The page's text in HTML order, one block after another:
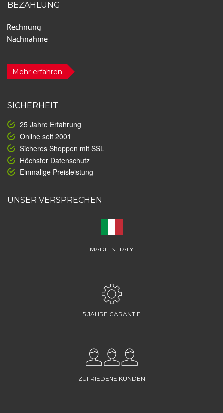
BEZAHLUNG
Mehr erfahren
SICHERHEIT
25 Jahre Erfahrung
Online seit 2001
Sicheres Shoppen mit SSL
Höchster Datenschutz
Einmalige Preisleistung
UNSER VERSPRECHEN
MADE IN ITALY
5 JAHRE GARANTIE
ZUFRIEDENE KUNDEN